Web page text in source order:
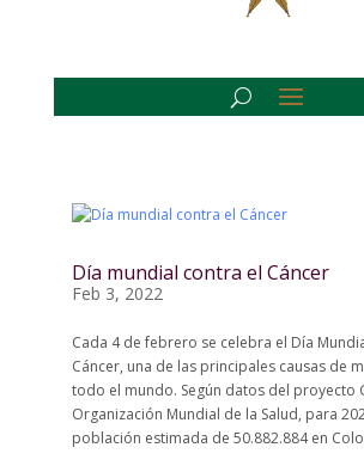
Día mundial contra el Cáncer
Feb 3, 2022
Cada 4 de febrero se celebra el Día
Cáncer, una de las principales causas de
todo el mundo. Según datos del proyecto
Organización Mundial de la Salud, para
población estimada de 50.882.884 en